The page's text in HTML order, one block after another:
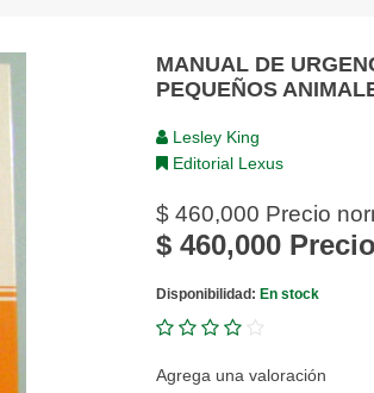
MANUAL DE
PEQUEÑOS
Lesley King
Editorial Lexus
$ 460,000 Precio
$ 460,000
Disponibilidad: En stock
Agrega una valoración